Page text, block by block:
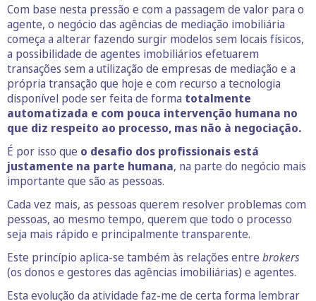
Com base nesta pressão e com a passagem de valor para o
agente, o negócio das agências de mediação imobiliária
começa a alterar fazendo surgir modelos sem locais físicos,
a possibilidade de agentes imobiliários efetuarem
transações sem a utilização de empresas de mediação e a
própria transação que hoje e com recurso a tecnologia
disponível pode ser feita de forma totalmente
automatizada e com pouca intervenção humana no
que diz respeito ao processo, mas não à negociação.
É por isso que o desafio dos profissionais está
justamente na parte humana, na parte do negócio mais
importante que são as pessoas.
Cada vez mais, as pessoas querem resolver problemas com
pessoas, ao mesmo tempo, querem que todo o processo
seja mais rápido e principalmente transparente.
Este princípio aplica-se também às relações entre brokers
(os donos e gestores das agências imobiliárias) e agentes.
Esta evolução da atividade faz-me de certa forma lembrar